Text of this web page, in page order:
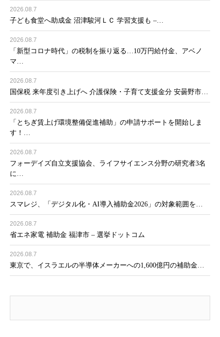
2026.08.7
子ども食堂へ助成金 沼津駿河ＬＣ 学習支援も –…
2026.08.7
「新型コロナ時代」の税制を振り返る…10万円給付金、アベノ
マ…
2026.08.7
国保税 来年度引き上げへ 介護保険・子育て支援金分 安曇野市…
2026.08.7
「とちぎ賃上げ環境整備促進補助」の申請サポートを開始しま
す！…
2026.08.7
フォーデイズ自立支援協会、ライフサイエンス分野の研究者3名
に…
2026.08.7
スマレジ、「デジタル化・AI導入補助金2026」の対象範囲を…
2026.08.7
省エネ家電 補助金 福津市 – 選挙ドットコム
2026.08.7
東京で、イスラエルの半導体メーカーへの1,600億円の補助金…